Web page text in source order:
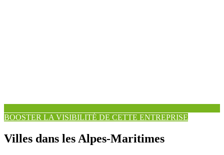
BOOSTER LA VISIBILITÉ DE CETTE ENTREPRISE
Villes dans les Alpes-Maritimes